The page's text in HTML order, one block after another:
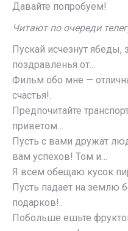
Давайте попробуем!
Читают по очереди
Пускай исчезнут ябеды,
поздравленья от…
Фильм обо мне —
счастья!.
Предпочитайте
приветом…
Пусть с вами дружат
вам успехов! Том и…
Я всем обещаю кусок
Пусть падает на землю
подарков!..
Побольше ешьте